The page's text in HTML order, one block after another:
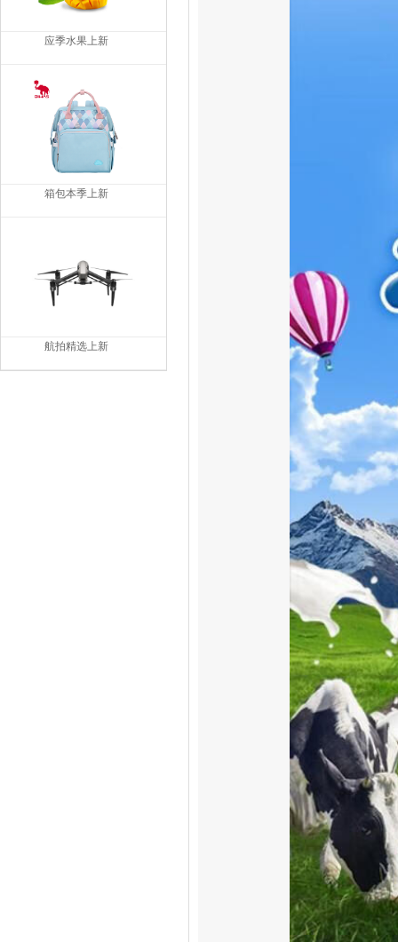
应季水果上新
箱包本季上新
航拍精选上新